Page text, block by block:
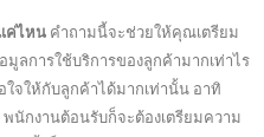
ค่ไหน คำถามนี้จะช่วยให้คุณเตรียม
ลการใช้บริการของลูกค้ามากเท่าไร
จให้กับลูกค้าได้มากเท่านั้น อาทิ
นักงานต้อนรับก็จะต้องเตรียมความ